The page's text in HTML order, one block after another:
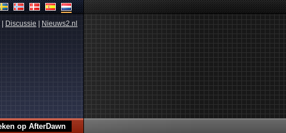
Discussie Nieuws2.nl